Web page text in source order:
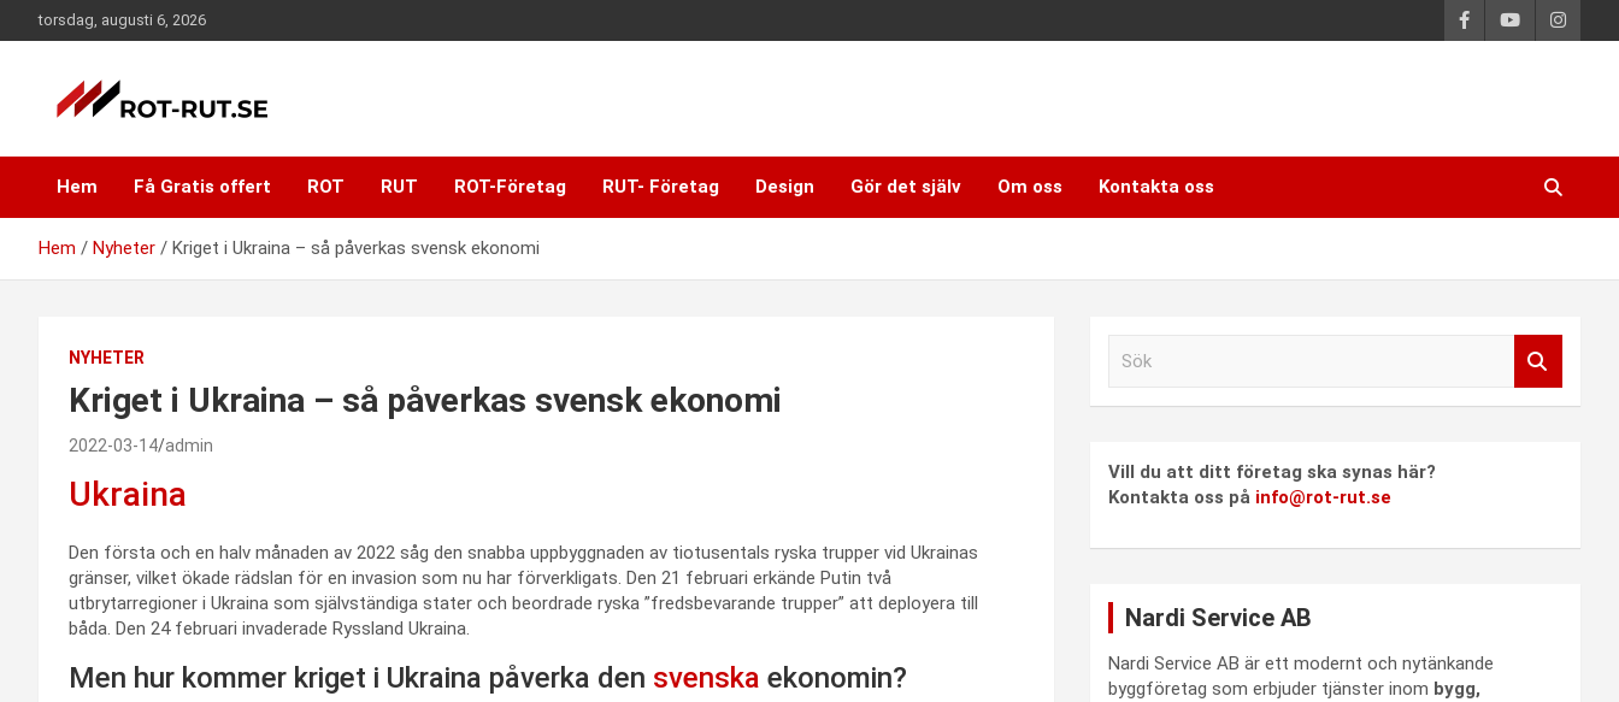
Hoppa
till
torsdag, augusti 6, 2026
ROT-RUT portalen –
Nyheter – Hemdekor –
ROT och RUT portalen. Här hittar ni information om ROT och
RUT samt företag som erbjuder tjänster inom ROT och RUT
Hem Få Gratis offert ROT RUT ROT-Företag RUT- Företag Design Gör det själv Om oss Kontakta oss
Hem Nyheter Kriget i Ukraina – så påverkas svensk ekonomi
NYHETER
Kriget i Ukraina – så påverkas svensk ekonomi
2022-03-14 admin
Ukraina
Den första och en halv månaden av 2022 såg den snabba uppbyggnaden av tiotusentals ryska trupper vid Ukrainas
gränser, vilket ökade rädslan för en invasion som nu har förverkligats. Den 21 februari erkände Putin två
utbrytarregioner i Ukraina som självständiga stater och beordrade ryska ”fredsbevarande trupper” att deployera till
båda. Den 24 februari invaderade Ryssland Ukraina.
Men hur kommer kriget i Ukraina påverka den svenska ekonomin?
Vill du att ditt företag ska synas här?
Kontakta oss på info@rot-rut.se
Nardi Service AB
Nardi Service AB är ett modernt och nytänkande
byggföretag som erbjuder tjänster inom bygg,